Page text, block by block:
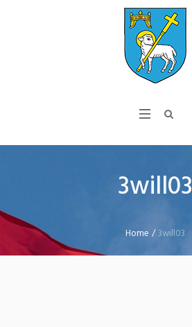
3will03
Home /3will03